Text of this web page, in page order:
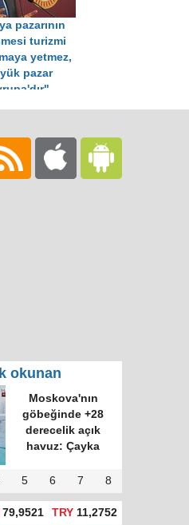
pazarının
turizmi
yetmez,
pazar
okunan
Moskova'nın
göbeğinde +28
derecelik açık
havuz: Çayka
5 6 7 8
79,9521 TRY 11,2752